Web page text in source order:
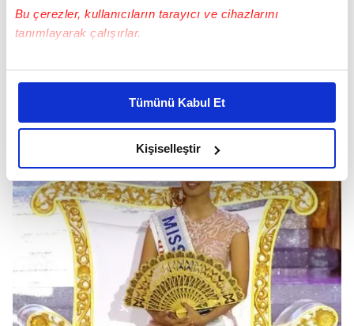
Bu çerezler, kullanıcıların tarayıcı ve cihazlarını
tanımlayarak çalışırlar.
Bu çerezlere izin vermeniz halinde sizlere özel
daha iyi reklam deneyimi yaşatabiliriz. Bunu yaparken
amacımızın size daha iyi bir reklam deneyimi sunmak
olduğunu ve sizlere en iyi içerikleri sunabilmek adına
elimizden gelen çabayı gösterdiğimizi ve bu noktada,
reklamların maliyetlerimizi karşılamak noktasında tek gelir
kalemimiz olduğunu sizlere hatırlatmak isteriz.
Her halükârda, kullanıcılar, bu çerezlere izin vermedikleri
takdirde, kullanıcılara hedefli reklamlar
gösterilmeyecektir."
Sizlere daha iyi bir hizmet sunabilmek için İnternet
Tümünü Kabul Et
Kişiselleştir